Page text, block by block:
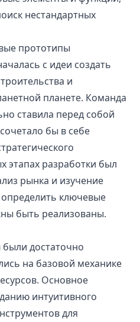
нестандартных
прототипы
с идеи создать
и
планете. Команда
ставила перед собой
бы в себе
этапах разработки был
рынка и изучение
ключевые
быть реализованы.
достаточно
на базовой механике
Основное
интуитивного
для